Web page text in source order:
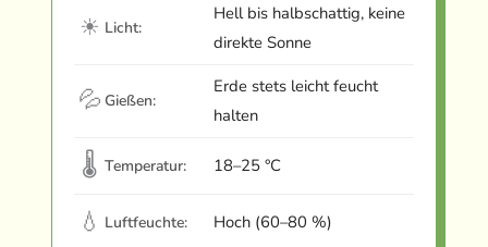
☀ Licht:
Hell bis halbschattig, keine
direkte Sonne
💦 Gießen:
Erde stets leicht feucht
halten
🌡 Temperatur: 18–25 °C
💧 Luftfeuchte: Hoch (60–80 %)